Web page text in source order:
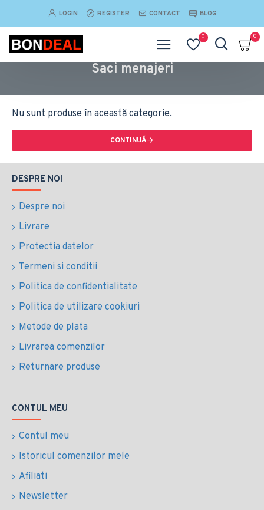
LOGIN REGISTER CONTACT BLOG
0 0
Saci menajeri
Nu sunt produse în această categorie.
CONTINUĂ
DESPRE NOI
Despre noi
Livrare
Protectia datelor
Termeni si conditii
Politica de confidentialitate
Politica de utilizare cookiuri
Metode de plata
Livrarea comenzilor
Returnare produse
CONTUL MEU
Contul meu
Istoricul comenzilor mele
Afiliati
Newsletter